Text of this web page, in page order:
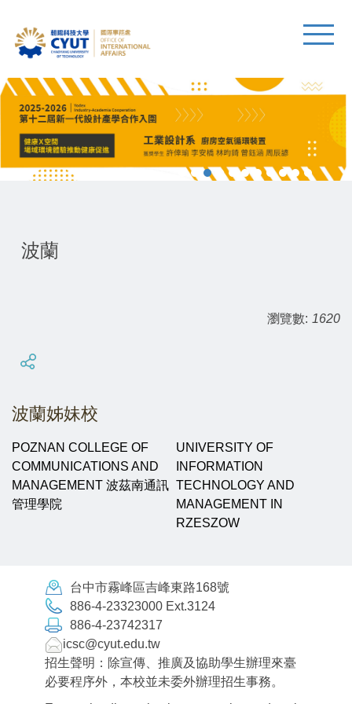
波蘭
瀏覽數: 1620
波蘭姊妹校
POZNAN COLLEGE OF
COMMUNICATIONS AND
MANAGEMENT 波茲南通訊
管理學院
UNIVERSITY OF
INFORMATION
TECHNOLOGY AND
MANAGEMENT IN
RZESZOW
台中市霧峰區吉峰東路168號
886-4-23323000 Ext.3124
886-4-23742317
icsc@cyut.edu.tw
招生聲明：除宣傳、推廣及協助學生辦理來臺
必要程序外，本校並未委外辦理招生事務。